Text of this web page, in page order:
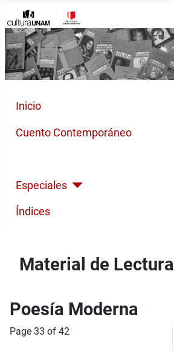
Inicio
Cuento Contemporáneo
Especiales
Índices
Material de Lectura
Poesía Moderna
Page 33 of 42